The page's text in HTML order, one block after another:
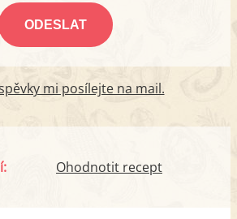
mi posílejte na mail.
Ohodnotit recept